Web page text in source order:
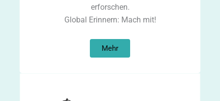
erforschen.
Global Erinnern: Mach mit!
Mehr